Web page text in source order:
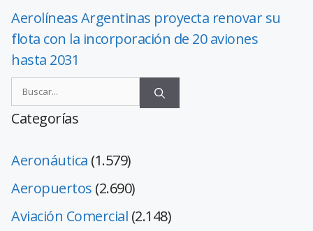
Aerolíneas Argentinas proyecta renovar su
flota con la incorporación de 20 aviones
hasta 2031
Categorías
Aeronáutica (1.579)
Aeropuertos (2.690)
Aviación Comercial (2.148)